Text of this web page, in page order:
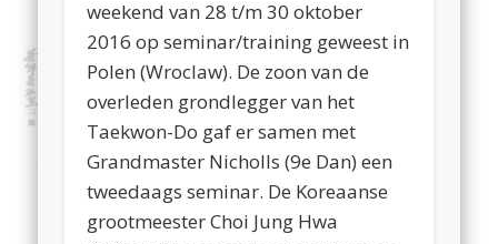
weekend van 28 t/m 30 oktober
2016 op seminar/training geweest in
Polen (Wroclaw). De zoon van de
overleden grondlegger van het
Taekwon-Do gaf er samen met
Grandmaster Nicholls (9e Dan) een
tweedaags seminar. De Koreaanse
grootmeester Choi Jung Hwa